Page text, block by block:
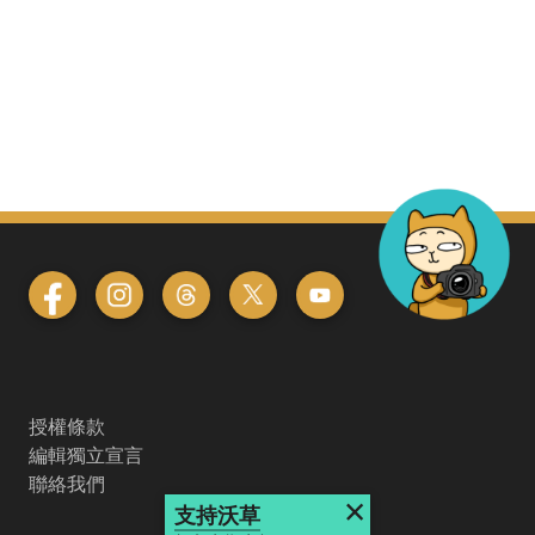
授權條款
編輯獨立宣言
聯絡我們
支持沃草 ×